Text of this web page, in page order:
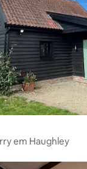
em Haughley